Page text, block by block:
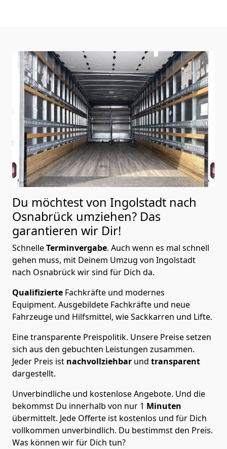
Du möchtest von Ingolstadt nach
Osnabrück umziehen? Das
garantieren wir Dir!
SchnelleTerminvergabe. Auch wenn es mal schnell
gehen muss, mit Deinem Umzug von Ingolstadt
nach Osnabrück wir sind für Dich da.
Qualifizierte Fachkräfte und modernes
Equipment. Ausgebildete Fachkräfte und neue
Fahrzeuge und Hilfsmittel, wie Sackkarren und Lifte.
Eine transparente Preispolitik. Unsere Preise setzen
sich aus den gebuchten Leistungen zusammen.
Jeder Preis ist nachvollziehbar und transparent
dargestellt.
Unverbindliche und kostenlose Angebote. Und die
bekommst Du innerhalb von nur 1 Minuten
übermittelt. Jede Offerte ist kostenlos und für Dich
vollkommen unverbindlich. Du bestimmst den Preis.
Was können wir für Dich tun?